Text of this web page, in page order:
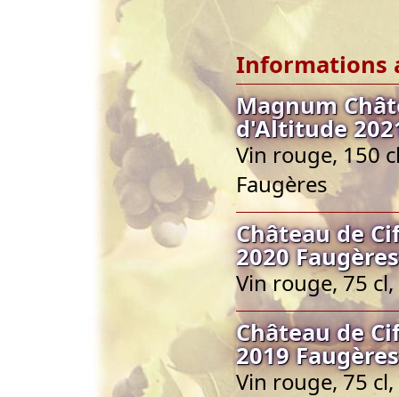
Informations
Magnum
d'Altitude
Vin rouge, 150
Faugères
Château de
2020
Vin rouge, 75
Château de
2019
Vin rouge, 75